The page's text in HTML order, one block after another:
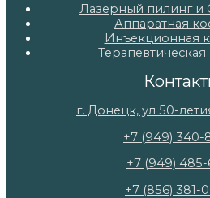
Лазерный пилинг
Аппаратная
Инъекционная
г. Донецк, ул 50-
+7 (949) 340-
+7 (949) 485-
+7 (856) 381-